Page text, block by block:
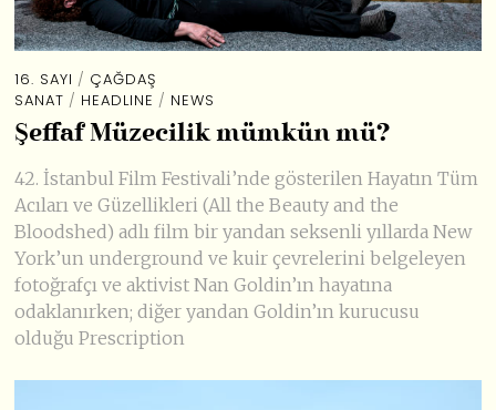
16. SAYI / ÇAĞDAŞ
SANAT / HEADLINE / NEWS
Şeffaf Müzecilik mümkün mü?
42. İstanbul Film Festivali’nde gösterilen Hayatın Tüm
Acıları ve Güzellikleri (All the Beauty and the
Bloodshed) adlı film bir yandan seksenli yıllarda New
York’un underground ve kuir çevrelerini belgeleyen
fotoğrafçı ve aktivist Nan Goldin’ın hayatına
odaklanırken; diğer yandan Goldin’ın kurucusu
olduğu Prescription